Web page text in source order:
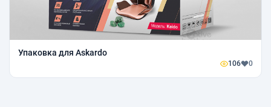
Упаковка для Askardo
106 0